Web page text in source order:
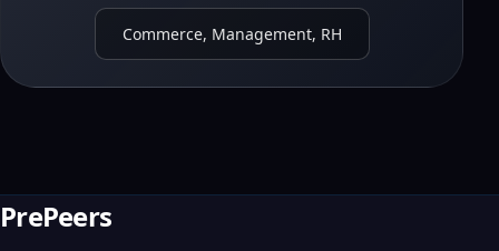
Commerce, Management, RH
PrePeers